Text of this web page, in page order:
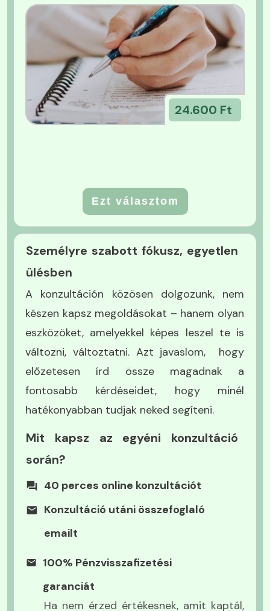
24.600 Ft
Ezt választom
Személyre szabott fókusz, egyetlen
ülésben
A konzultáción közösen dolgozunk, nem
készen kapsz megoldásokat – hanem olyan
eszközöket, amelyekkel képes leszel te is
változni, változtatni. Azt javaslom, hogy
előzetesen írd össze magadnak a
fontosabb kérdéseidet, hogy minél
hatékonyabban tudjak neked segíteni.
Mit kapsz az egyéni konzultáció
során?
40 perces online konzultációt
Konzultáció utáni összefoglaló
emailt
Relaxációs hanganyag (17 900
Ft értékben)
Relaxációs és regenerációt támogató anyagok,
100% Pénzvisszafizetési
garanciát
Ha nem érzed értékesnek, amit kaptál,